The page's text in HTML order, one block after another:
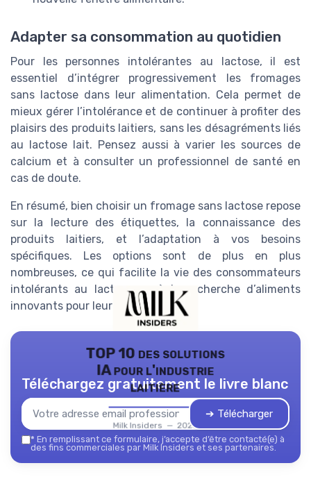
Adapter sa consommation au quotidien
Pour les personnes intolérantes au lactose, il est
essentiel d’intégrer progressivement les fromages
sans lactose dans leur alimentation. Cela permet de
mieux gérer l’intolérance et de continuer à profiter des
plaisirs des produits laitiers, sans les désagréments liés
au lactose lait. Pensez aussi à varier les sources de
calcium et à consulter un professionnel de santé en
cas de doute.
En résumé, bien choisir un fromage sans lactose repose
sur la lecture des étiquettes, la connaissance des
produits laitiers, et l’adaptation à vos besoins
spécifiques. Les options sont de plus en plus
nombreuses, ce qui facilite la vie des consommateurs
intolérants au lactose ou à la recherche d’aliments
innovants pour leur cuisine.
TOP 10 des solutions
IA pour l'industrie
laitière
Milk Insiders — 2026
Téléchargez gratuitement le livre blanc
➔ Télécharger
* En remplissant ce formulaire, j’accepte d’être contacté(e) à
des fins commerciales par Milk Insiders et ses partenaires.